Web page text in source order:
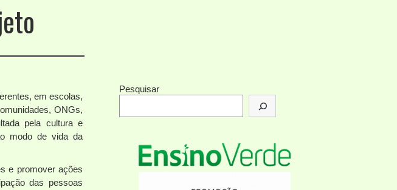
em escolas,
ONGs,
pela cultura e
modo de vida da
e promover ações
das pessoas
Pesquisar